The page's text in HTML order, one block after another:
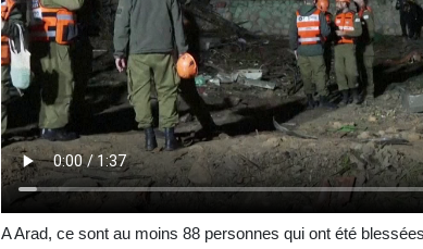
A Arad, ce sont au moins 88 personnes qui ont été